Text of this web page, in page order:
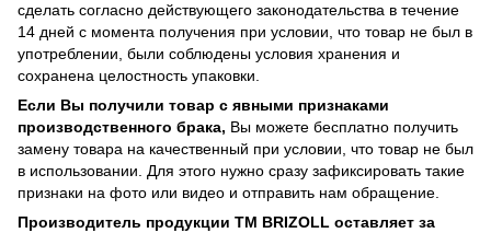
сделать согласно действующего законодательства в течение
14 дней с момента получения при условии, что товар не был в
употреблении, были соблюдены условия хранения и
сохранена целостность упаковки.
Если Вы получили товар с явными признаками
производственного брака, Вы можете бесплатно получить
замену товара на качественный при условии, что товар не был
в использовании. Для этого нужно сразу зафиксировать такие
признаки на фото или видео и отправить нам обращение.
Производитель продукции ТМ BRIZOLL оставляет за